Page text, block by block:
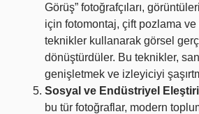
Görüş” fotoğrafçıları,
için fotomontaj, çift pozlama
teknikler kullanarak görsel
dönüştürdüler. Bu teknikler,
genişletmek ve izleyiciyi
Sosyal ve Endüstriyel Eleştiri
bu tür fotoğraflar, modern